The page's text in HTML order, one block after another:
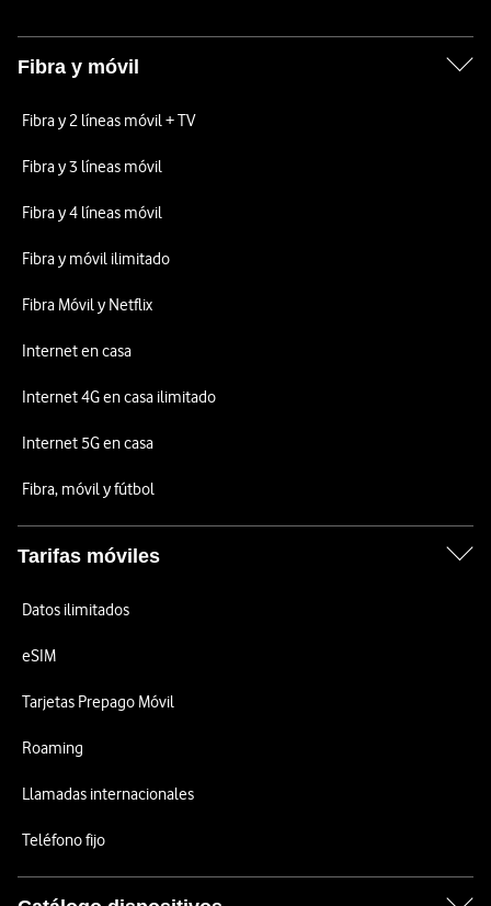
Fibra y móvil
Fibra y 2 líneas móvil + TV
Fibra y 3 líneas móvil
Fibra y 4 líneas móvil
Fibra y móvil ilimitado
Fibra Móvil y Netflix
Internet en casa
Internet 4G en casa ilimitado
Internet 5G en casa
Fibra, móvil y fútbol
Tarifas móviles
Datos ilimitados
eSIM
Tarjetas Prepago Móvil
Roaming
Llamadas internacionales
Teléfono fijo